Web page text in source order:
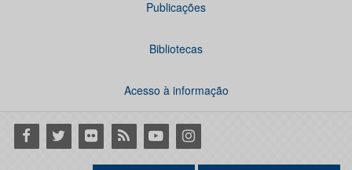
Publicações
Bibliotecas
Acesso à informação
Facebook
Twitter Flickr RSS YoutubeInstagram